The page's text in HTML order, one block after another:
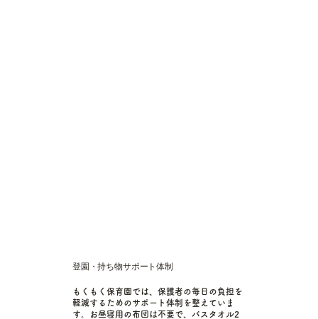
登園・持ち物サポート体制
もくもく保育園では、保護者の毎日の負担を
軽減するためのサポート体制を整えていま
す。お昼寝用の布団は不要で、バスタオル2